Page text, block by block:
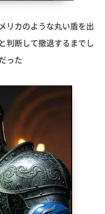
リカのような丸い盾を出
判断して撤退するまでし
った